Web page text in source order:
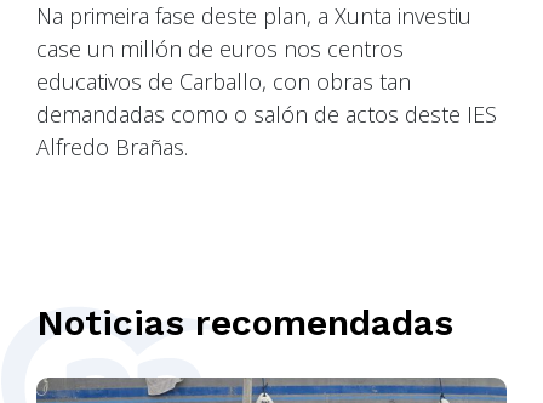
Na primeira fase deste plan, a Xunta investiu
case un millón de euros nos centros
educativos de Carballo, con obras tan
demandadas como o salón de actos deste IES
Alfredo Brañas.
Noticias recomendadas